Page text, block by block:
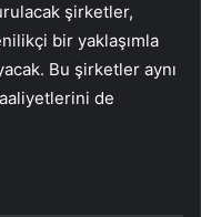
şirketler,
bir yaklaşımla
Bu şirketler aynı
de